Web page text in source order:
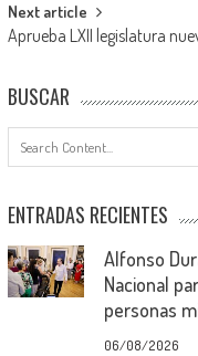
Next article
Aprueba LXII legislatura
BUSCAR
ENTRADAS RECIENTES
Alfonso
Nacional
personas
06/08/2026